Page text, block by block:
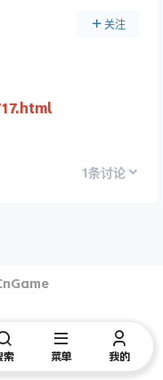
关注
1条讨论
索 菜单 我的